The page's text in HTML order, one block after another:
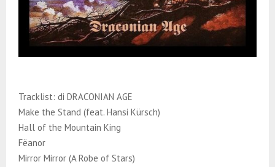
Tracklist: di DRACONIAN AGE
Make the Stand (feat. Hansi Kürsch)
Hall of the Mountain King
Fëanor
Mirror Mirror (A Robe of Stars)